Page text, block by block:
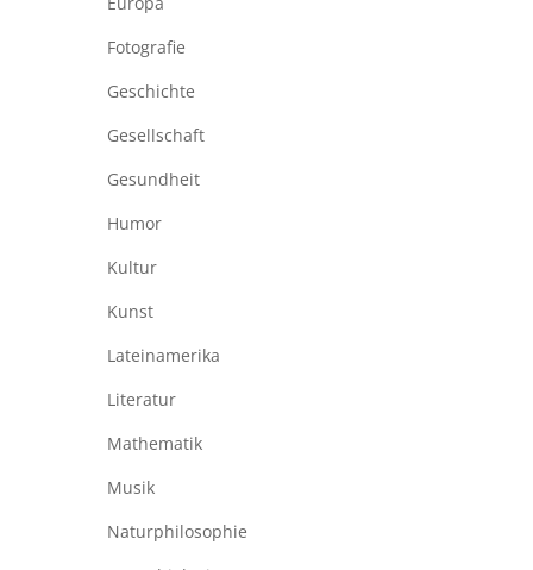
Fotografie
Geschichte
Gesellschaft
Gesundheit
Humor
Kultur
Kunst
Lateinamerika
Literatur
Mathematik
Musik
Naturphilosophie